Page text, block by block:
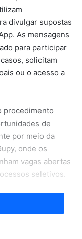
divulgar supostas
As mensagens
para participar
solicitam
ou o acesso a
procedimento
de
por meio da
onde os
vagas abertas
seletivos.
no
candidatos